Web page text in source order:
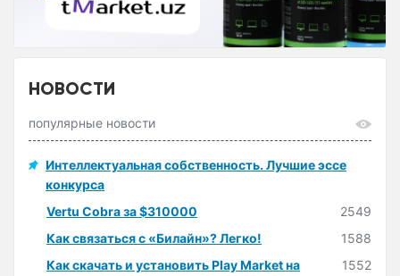
НОВОСТИ
популярные новости
Интеллектуальная собственность. Лучшие эссе
конкурса
Vertu Cobra за $310000
2549
Как связаться с «Билайн»? Легко!
1588
Как скачать и установить Play Market на
1552